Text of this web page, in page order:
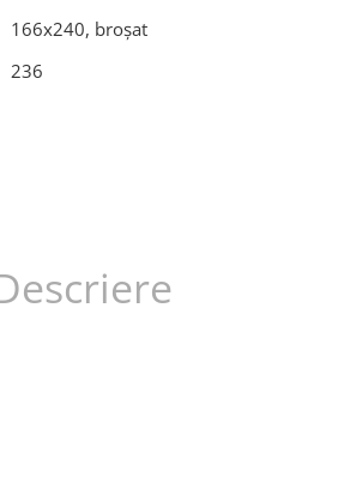
166x240, broșat
236